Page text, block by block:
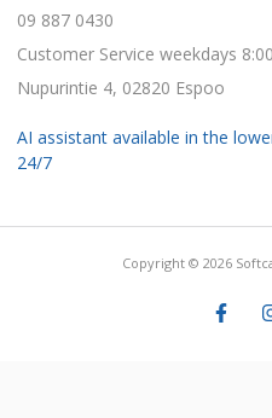
09 887 0430
Customer Service weekdays
Nupurintie 4, 02820 Espoo
AI assistant available in the
24/7
Copyright © 2026